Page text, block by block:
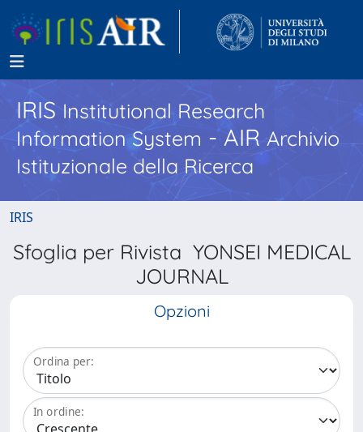
IRISInstitutional Research
Information System - AIR Archivio
Istituzionale della Ricerca
IRIS
Sfoglia per Rivista YONSEI MEDICAL
JOURNAL
Opzioni
Ordina per:
In ordine: